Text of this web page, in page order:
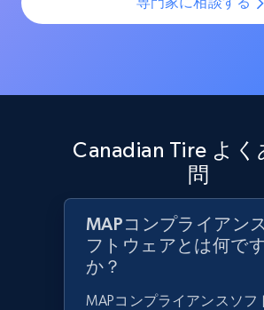
Canadian Tire よく
問
MAPコンプライアン
フトウェアとは何で
か？
MAPコンプライアンスソフ